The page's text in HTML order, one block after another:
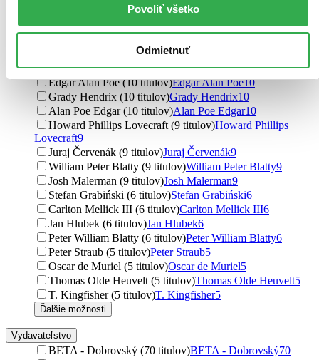
Povoliť všetko
Odmietnuť
Madeleine Roux (16 titulov)Madeleine Roux
Edgar Allan Poe (15 titulov)Edgar Allan Poe15
Jozef Karika (14 titulov)Jozef Karika
Owen King (12 titulov)Owen King12
Edgar Alan Poe (10 titulov)Edgar Alan Poe10
Grady Hendrix (10 titulov)Grady Hendrix10
Alan Poe Edgar (10 titulov)Alan Poe Edgar10
Howard Phillips Lovecraft (9 titulov)Howard Phillips
Lovecraft9
Juraj Červenák (9 titulov)Juraj Červenák9
William Peter Blatty (9 titulov)William Peter Blatty9
Josh Malerman (9 titulov)Josh Malerman9
Stefan Grabiński (6 titulov)Stefan Grabiński6
Carlton Mellick III (6 titulov)Carlton Mellick III6
Jan Hlubek (6 titulov)Jan Hlubek6
Peter William Blatty (6 titulov)Peter William Blatty6
Peter Straub (5 titulov)Peter Straub5
Oscar de Muriel (5 titulov)Oscar de Muriel5
Thomas Olde Heuvelt (5 titulov)Thomas Olde Heuvelt5
T. Kingfisher (5 titulov)T. Kingfisher5
Ďalšie možnosti
Vydavateľstvo
BETA - Dobrovský (70 titulov)BETA - Dobrovský70